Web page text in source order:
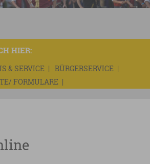
HIER:
& SERVICE
BÜRGERSERVICE
FORMULARE